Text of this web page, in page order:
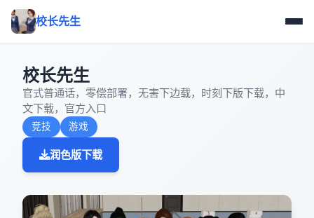
校长先生
校长先生
官式普通话，零偿部署，无害下边载，时刻下版下载，中
文下载，官方入口
竞技 游戏
润色版下载